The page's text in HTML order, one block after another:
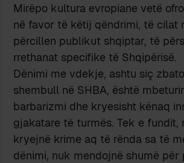
Mirëpo kultura evropiane vetë
në favor të këtij qëndrimi, të cilat
përcillen publikut shqiptar, të
rrethanat specifike të Shqipërisë.
Dënimi me vdekje, ashtu siç
shembull në SHBA, është
barbarizmi dhe kryesisht kënaq
gjakatare të turmës. Tek e fundit,
kryejnë krime aq të rënda sa të
dënimi, nuk mendojnë shumë për